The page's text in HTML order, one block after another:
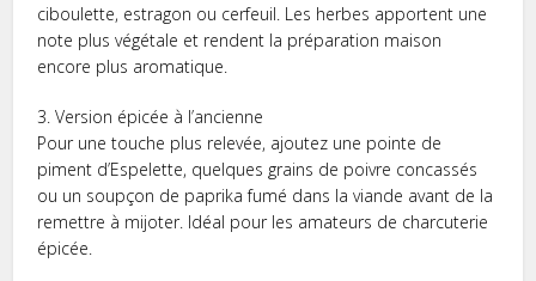
ciboulette, estragon ou cerfeuil. Les herbes apportent une
note plus végétale et rendent la préparation maison
encore plus aromatique.
3. Version épicée à l’ancienne
Pour une touche plus relevée, ajoutez une pointe de
piment d’Espelette, quelques grains de poivre concassés
ou un soupçon de paprika fumé dans la viande avant de la
remettre à mijoter. Idéal pour les amateurs de charcuterie
épicée.